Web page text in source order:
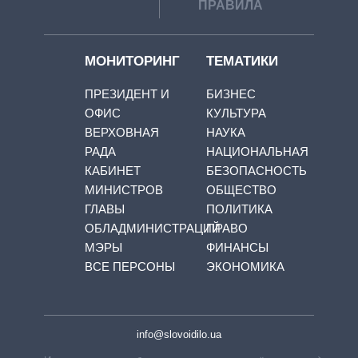
ПРАВИЛА
МОНИТОРИНГ
ПРЕЗИДЕНТ И
ОФИС
ВЕРХОВНАЯ
РАДА
КАБИНЕТ
МИНИСТРОВ
ГЛАВЫ
ОБЛАДМИНИСТРАЦИЙ
МЭРЫ
ВСЕ ПЕРСОНЫ
ТЕМАТИКИ
БИЗНЕС
КУЛЬТУРА
НАУКА
НАЦИОНАЛЬНАЯ
БЕЗОПАСНОСТЬ
ОБЩЕСТВО
ПОЛИТИКА
ПРАВО
ФИНАНСЫ
ЭКОНОМИКА
info@slovoidilo.ua